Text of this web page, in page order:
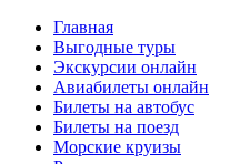
Главная
Выгодные туры
Экскурсии онлайн
Авиабилеты онлайн
Билеты на автобус
Билеты на поезд
Морские круизы